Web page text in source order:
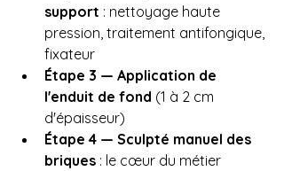
support : nettoyage haute
pression, traitement antifongique,
fixateur
Étape 3 — Application de
l'enduit de fond (1 à 2 cm
d'épaisseur)
Étape 4 — Sculpté manuel des
briques : le cœur du métier